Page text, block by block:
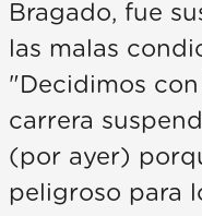
Bragado, fue
las malas
"Decidimos
carrera
(por ayer)
peligroso para